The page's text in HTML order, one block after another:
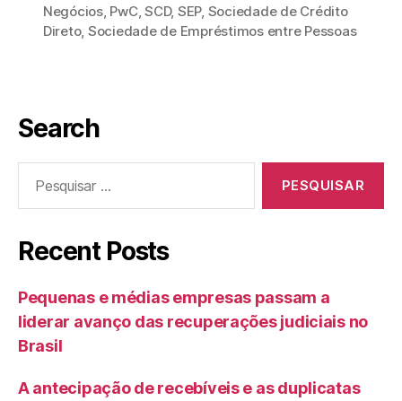
Negócios, PwC,SCD, SEP, Sociedade de Crédito
Direto, Sociedade de Empréstimos entre Pessoas
Search
Recent Posts
Pequenas e médias empresas passam a
liderar avanço das recuperações judiciais no
Brasil
A antecipação de recebíveis e as duplicatas